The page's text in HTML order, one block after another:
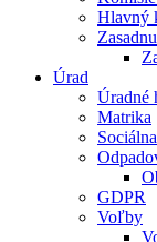
Hlavný
Úrad
Úradné
Matrika
GDPR
Voľby